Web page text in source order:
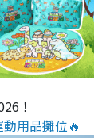
！
用品攤位🔥